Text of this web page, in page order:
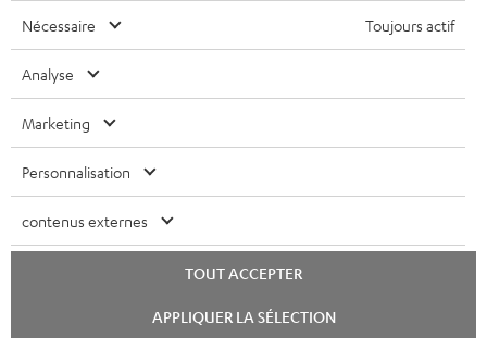
Ensemble complet pour dolby atmos
Super satisfait qua prix classe belle sonorité un seul point
Ad E.
19/03/2025
VOIR PLUS
chat
Nécessaire Toujours actif
Analyse
Marketing
Personnalisation
contenus externes
TOUT ACCEPTER
APPLIQUER LA SÉLECTION